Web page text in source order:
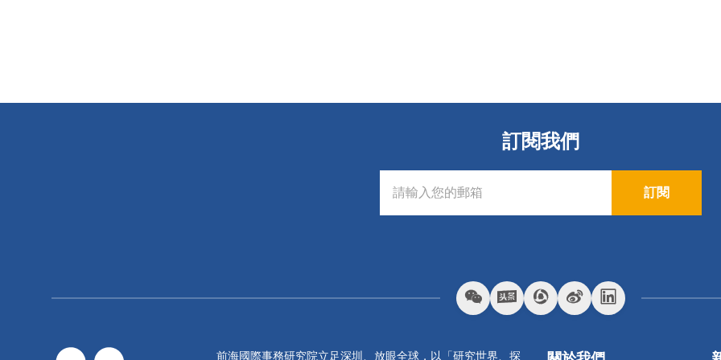
訂閱我們
訂閱
前海國際事務研究院立足深圳、放眼全球，以「研究世界、探